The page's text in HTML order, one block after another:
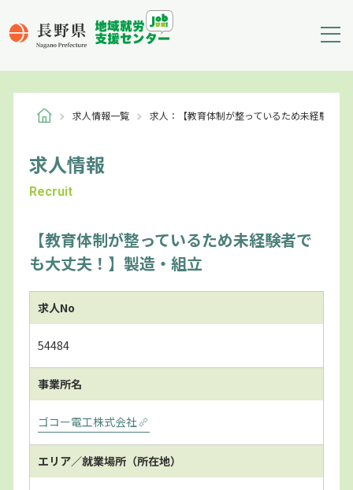
求人情報一覧 求人：【教育体制が整っているため未経験者で
求人情報
Recruit
【教育体制が整っているため未経験者で
も大丈夫！】製造・組立
求人No
54484
事業所名
ゴコー電工株式会社
エリア／就業場所（所在地）